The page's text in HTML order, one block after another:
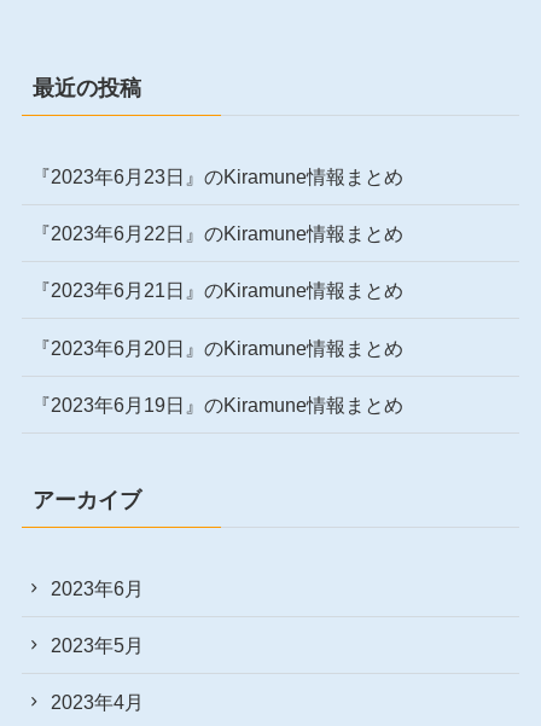
最近の投稿
『2023年6月23日』のKiramune情報まとめ
『2023年6月22日』のKiramune情報まとめ
『2023年6月21日』のKiramune情報まとめ
『2023年6月20日』のKiramune情報まとめ
『2023年6月19日』のKiramune情報まとめ
アーカイブ
2023年6月
2023年5月
2023年4月